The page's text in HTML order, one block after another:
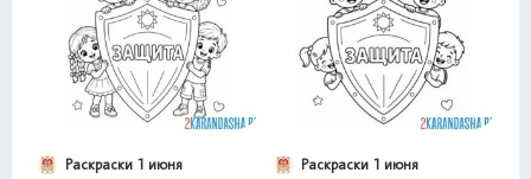
Раскраски 1 июня Раскраски 1 июня